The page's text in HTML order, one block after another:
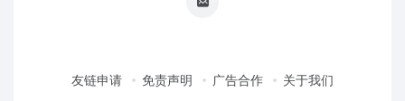
友链申请 免责声明 广告合作 关于我们